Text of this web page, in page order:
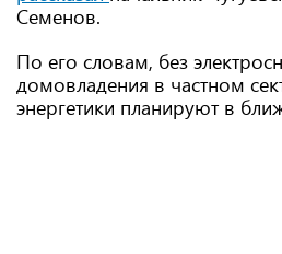
Семенов.
По его словам, без
домовладения в частном
энергетики планируют в